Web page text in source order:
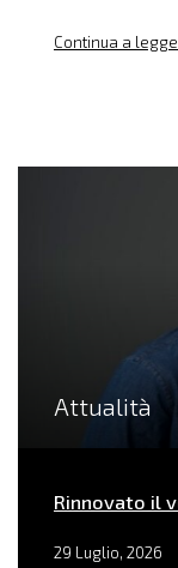
Continua a
Attualità
Rinnovato il
29 Luglio, 2026